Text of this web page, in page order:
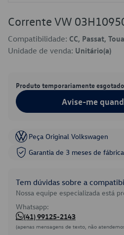
Corrente VW
Compatibilidade: CC, Passat,
Unidade de venda: Unitário(a)
Produto temporariamente
Avise-me
Peça Original Volkswagen
Garantia de 3 meses de fábrica
Tem dúvidas sobre a
Nossa equipe especializada está
Whatsapp:
(41) 99125-2143
(apenas mensagens de texto, não